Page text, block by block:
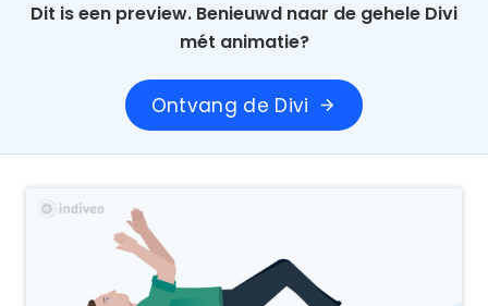
Dit is een preview. Benieuwd naar de gehele Divi
mét animatie?
Ontvang de Divi arrow_forward